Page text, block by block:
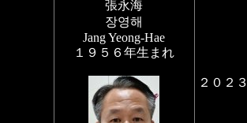
張永海
장영해
Jang Yeong-Hae
１９５６年生まれ
２０２３